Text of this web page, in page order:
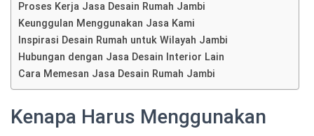
Proses Kerja Jasa Desain Rumah Jambi
Keunggulan Menggunakan Jasa Kami
Inspirasi Desain Rumah untuk Wilayah Jambi
Hubungan dengan Jasa Desain Interior Lain
Cara Memesan Jasa Desain Rumah Jambi
Kenapa Harus Menggunakan